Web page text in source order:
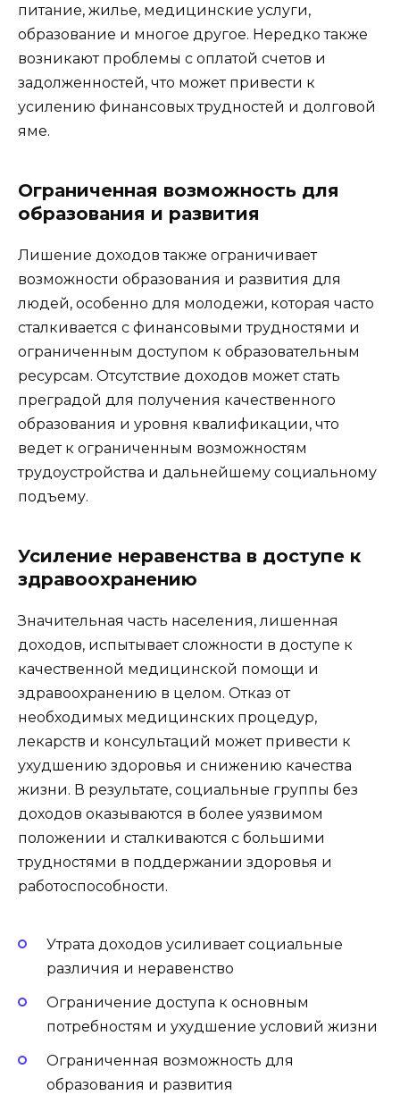
питание, жилье, медицинские услуги,
образование и многое другое. Нередко также
возникают проблемы с оплатой счетов и
задолженностей, что может привести к
усилению финансовых трудностей и долговой
яме.
Ограниченная возможность для
образования и развития
Лишение доходов также ограничивает
возможности образования и развития для
людей, особенно для молодежи, которая часто
сталкивается с финансовыми трудностями и
ограниченным доступом к образовательным
ресурсам. Отсутствие доходов может стать
преградой для получения качественного
образования и уровня квалификации, что
ведет к ограниченным возможностям
трудоустройства и дальнейшему социальному
подъему.
Усиление неравенства в доступе к
здравоохранению
Значительная часть населения, лишенная
доходов, испытывает сложности в доступе к
качественной медицинской помощи и
здравоохранению в целом. Отказ от
необходимых медицинских процедур,
лекарств и консультаций может привести к
ухудшению здоровья и снижению качества
жизни. В результате, социальные группы без
доходов оказываются в более уязвимом
положении и сталкиваются с большими
трудностями в поддержании здоровья и
работоспособности.
Утрата доходов усиливает социальные
различия и неравенство
Ограничение доступа к основным
потребностям и ухудшение условий жизни
Ограниченная возможность для
образования и развития